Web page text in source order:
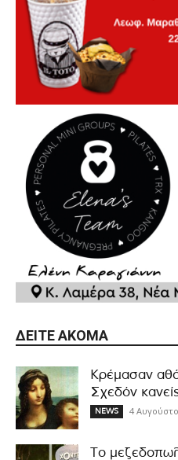
ΔΕΊΤΕ ΑΚΌΜΑ
Κρέμασαν
Σχεδόν
NEWS 4
Το